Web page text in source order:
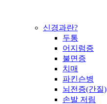
신경과란?
두통
어지럼증
불면증
치매
파킨슨병
뇌전증(간질)
손발 저림